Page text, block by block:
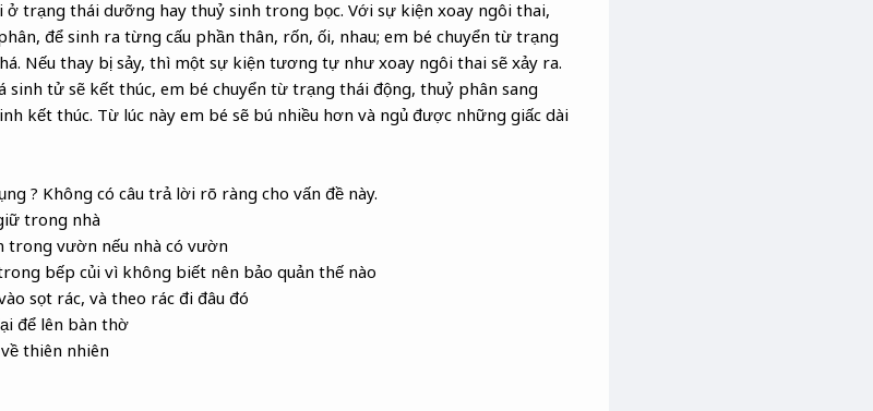
trạng thái dưỡng hay thuỷ sinh trong bọc. Với sự kiện xoay ngôi thai,
để sinh ra từng cấu phần thân, rốn, ối, nhau; em bé chuyển từ trạng
Nếu thay bị sảy, thì một sự kiện tương tự như xoay ngôi thai sẽ xảy ra.
sinh tử sẽ kết thúc, em bé chuyển từ trạng thái động, thuỷ phân sang
kết thúc. Từ lúc này em bé sẽ bú nhiều hơn và ngủ được những giấc dài
? Không có câu trả lời rõ ràng cho vấn đề này.
trong nhà
trong vườn nếu nhà có vườn
bếp củi vì không biết nên bảo quản thế nào
sọt rác, và theo rác đi đâu đó
để lên bàn thờ
thiên nhiên